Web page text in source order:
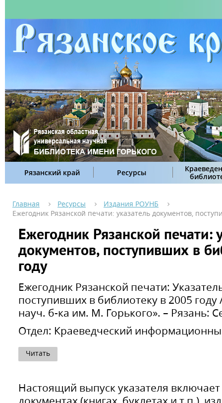
Рязанский край Ресурсы
Главная Ресурсы
Издания РОУНБ
Ежегодник Рязанской печати: указатель документов,
Ежегодник Рязанской печати:
документов, поступивших в
году
Ежегодник Рязанской печати:
поступивших в библиотеку в 2005 году
науч. б-ка им. М. Горького». – Рязань:
Отдел: Краеведческий
Читать
Настоящий выпуск указателя